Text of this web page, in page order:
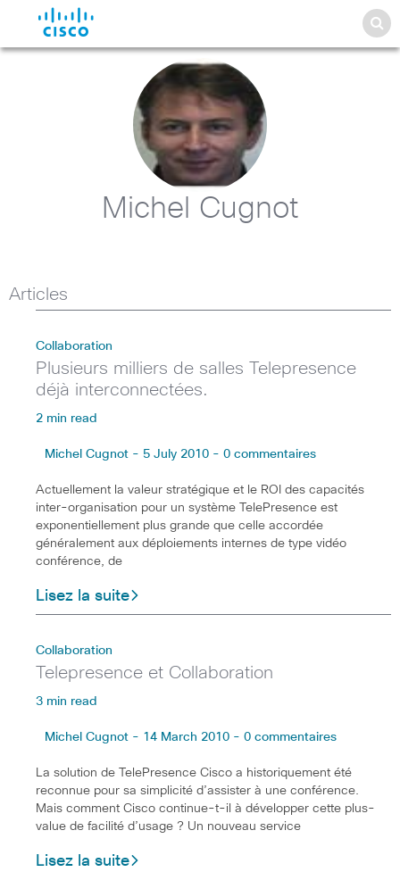
Michel Cugnot
Articles
Collaboration
Plusieurs milliers de salles Telepresence
déjà interconnectées.
2 min read
Michel Cugnot - 5 July 2010 - 0 commentaires
Actuellement la valeur stratégique et le ROI des capacités
inter-organisation pour un système TelePresence est
exponentiellement plus grande que celle accordée
généralement aux déploiements internes de type vidéo
conférence, de
Lisez la suite
Collaboration
Telepresence et Collaboration
3 min read
Michel Cugnot - 14 March 2010 - 0 commentaires
La solution de TelePresence Cisco a historiquement été
reconnue pour sa simplicité d’assister à une conférence.
Mais comment Cisco continue-t-il à développer cette plus-
value de facilité d’usage ? Un nouveau service
Lisez la suite